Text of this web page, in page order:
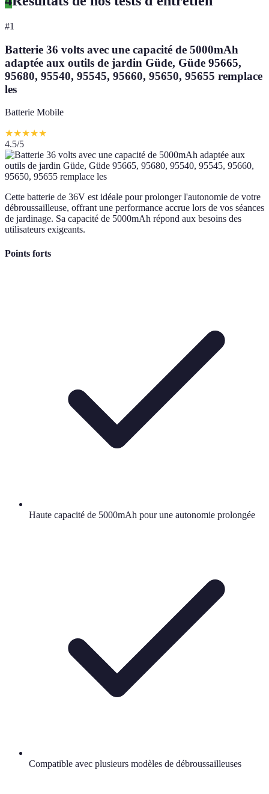
#1
Batterie 36 volts avec une capacité de 5000mAh
adaptée aux outils de jardin Güde, Güde 95665,
95680, 95540, 95545, 95660, 95650, 95655 remplace
les
Batterie Mobile
★★★★★
4.5/5
Cette batterie de 36V est idéale pour prolonger l'autonomie de votre
débroussailleuse, offrant une performance accrue lors de vos séances
de jardinage. Sa capacité de 5000mAh répond aux besoins des
utilisateurs exigeants.
Points forts
Haute capacité de 5000mAh pour une autonomie prolongée
Compatible avec plusieurs modèles de débroussailleuses